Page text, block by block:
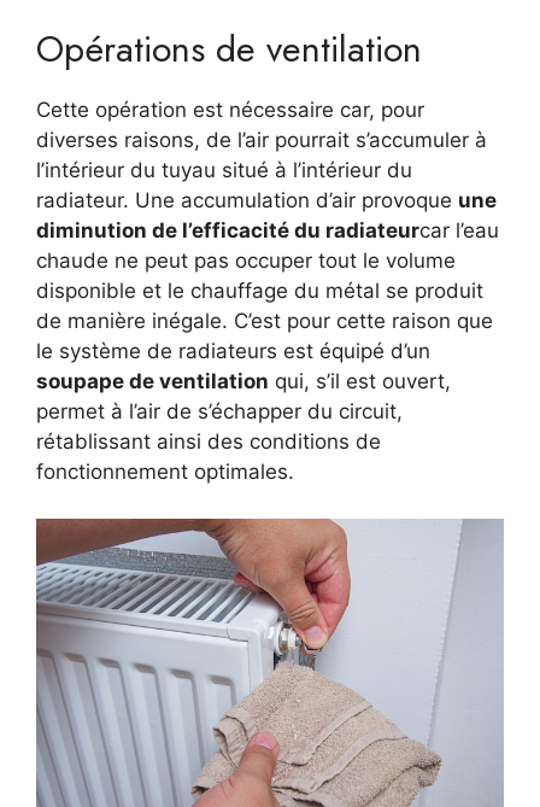
Opérations de ventilation
Cette opération est nécessaire car, pour
diverses raisons, de l’air pourrait s’accumuler à
l’intérieur du tuyau situé à l’intérieur du
radiateur. Une accumulation d’air provoque une
diminution de l’efficacité du radiateurcar l’eau
chaude ne peut pas occuper tout le volume
disponible et le chauffage du métal se produit
de manière inégale. C’est pour cette raison que
le système de radiateurs est équipé d’un
soupape de ventilation qui, s’il est ouvert,
permet à l’air de s’échapper du circuit,
rétablissant ainsi des conditions de
fonctionnement optimales.